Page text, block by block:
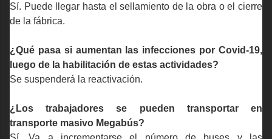
Sí. Puede llegar hasta el sellamiento de la obra o el cierre
de la fábrica.
¿Qué pasa si aumentan las infecciones por Covid-19,
luego de la habilitación de estas actividades?
Se suspenderá la reactivación.
¿Los trabajadores se pueden transportar en
transporte masivo Megabús?